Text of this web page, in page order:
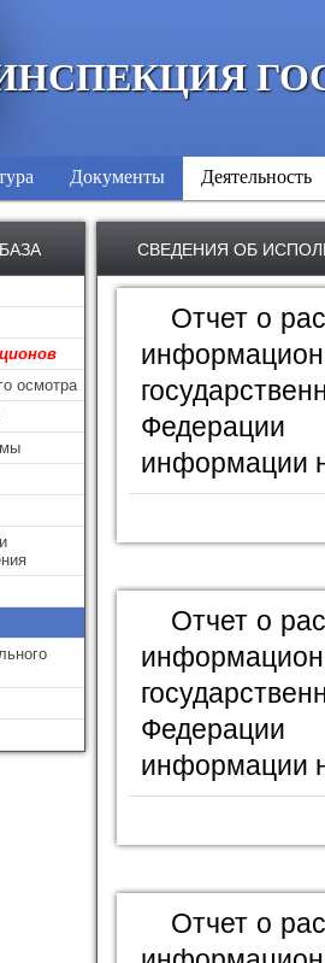
Документы Деятельность
осмотра
СВЕДЕНИЯ ОБ
Отчет о
информации
Отчет о
информации
Отчет о